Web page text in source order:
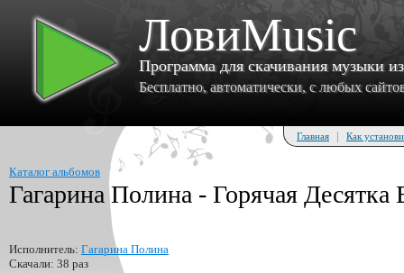
ЛовиMusic
Программа для скачивания музыки
Бесплатно, автоматически, с любых
Главная | Как
Каталог альбомов
Гагарина Полина - Горячая
Исполнитель: Гагарина Полина
Скачали: 38 раз